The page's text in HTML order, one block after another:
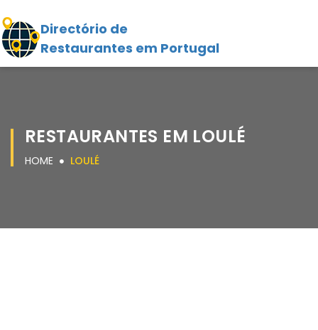
Directório de
Restaurantes em Portugal
RESTAURANTES EM LOULÉ
HOME LOULÉ